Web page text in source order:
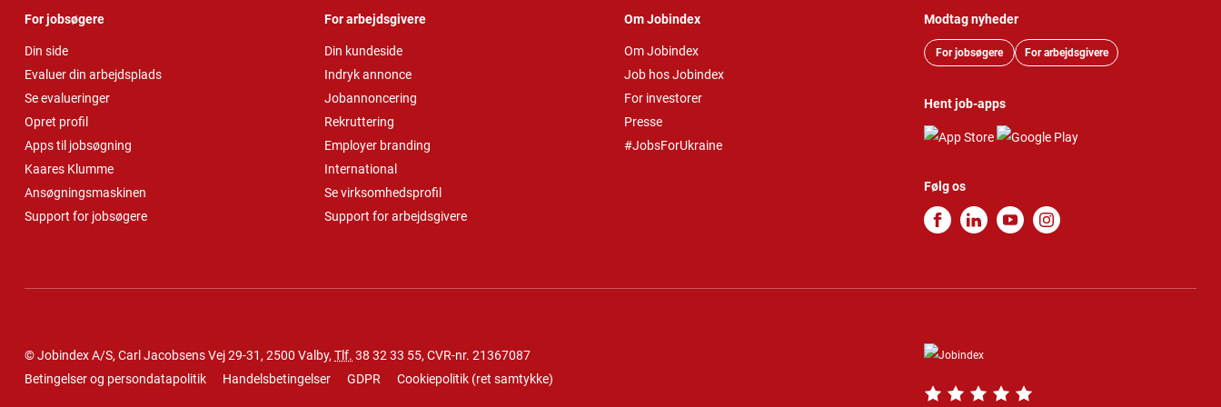
For jobsøgere
Din side
Evaluer din arbejdsplads
Se evalueringer
Opret profil
Apps til jobsøgning
Kaares Klumme
Ansøgningsmaskinen
Support for jobsøgere
For arbejdsgivere
Din kundeside
Indryk annonce
Jobannoncering
Rekruttering
Employer branding
International
Se virksomhedsprofil
Support for arbejdsgivere
Om Jobindex
Om Jobindex
Job hos Jobindex
For investorer
Presse
#JobsForUkraine
Modtag nyheder
For jobsøgere For arbejdsgivere
Hent job-apps
Følg os
© Jobindex A/S, Carl Jacobsens Vej 29-31, 2500 Valby, Tlf. 38 32 33 55, CVR-nr. 21367087
Betingelser og persondatapolitik
Handelsbetingelser GDPR Cookiepolitik (ret samtykke)